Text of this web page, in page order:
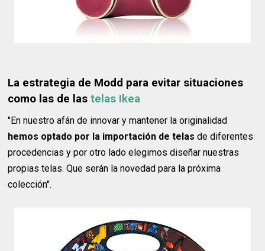
La estrategia de Modd para evitar situaciones
como las de lastelas Ikea
"En nuestro afán de innovar y mantener la originalidad
hemos optado por la importación de telas de diferentes
procedencias y por otro lado elegimos diseñar nuestras
propias telas. Que serán la novedad para la próxima
colección".